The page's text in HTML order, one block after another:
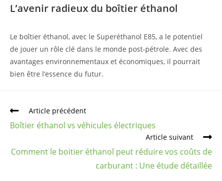
L’avenir radieux du boîtier éthanol
Le boîtier éthanol, avec le Superéthanol E85, a le potentiel
de jouer un rôle clé dans le monde post-pétrole. Avec des
avantages environnementaux et économiques, il pourrait
bien être l’essence du futur.
Article précédent
Boîtier éthanol vs véhicules électriques
Article suivant
Comment le boitier éthanol peut réduire vos coûts de
carburant : Une étude détaillée